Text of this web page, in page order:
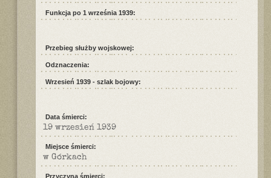
Funkcja po 1 września 1939:
Przebieg służby wojskowej:
Odznaczenia:
Wrzesień 1939 - szlak bojowy:
Data śmierci:
19 wrzesień 1939
Miejsce śmierci:
w Górkach
Przyczyna śmierci: